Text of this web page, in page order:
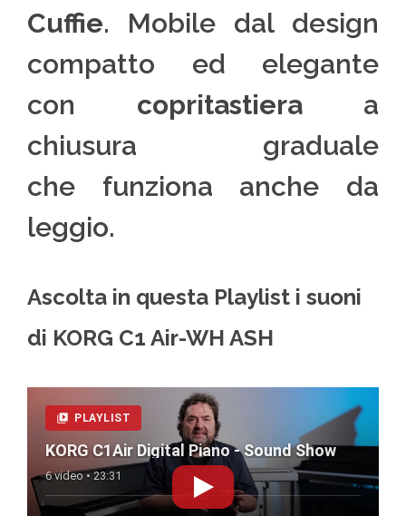
Cuffie. Mobile dal design
compatto ed elegante
con copritastiera a
chiusura graduale
che funziona anche da
leggio.
Ascolta in questa Playlist i suoni
di KORG C1 Air-WH ASH
PLAYLIST
KORG C1Air Digital Piano - Sound Show
6 video • 23:31